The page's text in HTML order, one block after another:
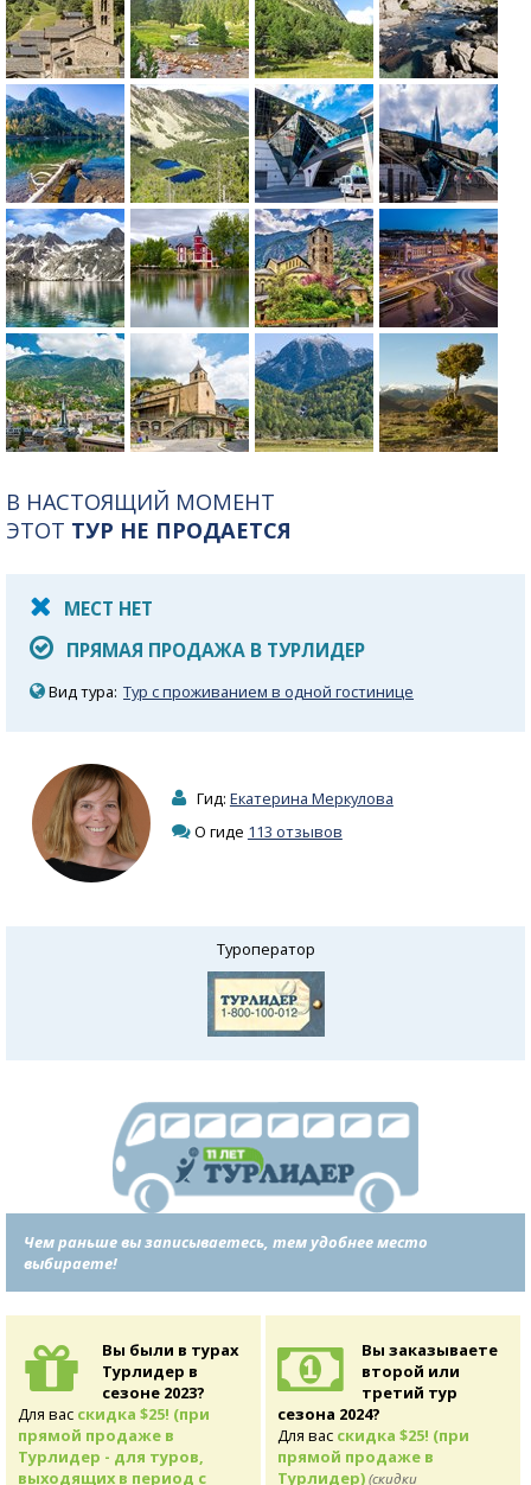
В НАСТОЯЩИЙ МОМЕНТ
ЭТОТ ТУР НЕ ПРОДАЕТСЯ
МЕСТ НЕТ
ПРЯМАЯ ПРОДАЖА В ТУРЛИДЕР
Вид тура: Тур с проживанием в одной гостинице
Гид: Екатерина Меркулова
О гиде 113 отзывов
Туроператор
Чем раньше вы записываетесь, тем удобнее место
выбираете!
Вы были в турах
Турлидер в
сезоне 2023?
Для вас скидка $25! (при
прямой продаже в
Турлидер - для туров,
выходящих в период с
Вы заказываете
второй или
третий тур
сезона 2024?
Для вас скидка $25! (при
прямой продаже в
Турлидер) (скидки